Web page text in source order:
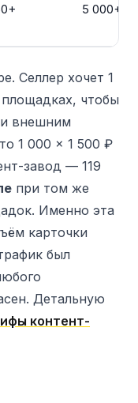
5 000+
Селлер хочет 1
чтобы
внешним
1 000 × 1 500 ₽
завод — 119
при том же
Именно эта
карточки
был
Детальную
контент-